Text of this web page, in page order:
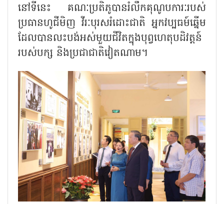
នៅទីនេះ គណៈប្រតិភូបានរំលឹកគុណូបការៈរបស់
ប្រធានហូជីមិញ វីរៈបុរសរំដោះជាតិ អ្នកវប្បធម៍ឆ្នើម
ដែលបានលះបង់អស់មួយជីវិតក្នុងបុព្វហេតុបដិវត្តន៍
របស់បក្ស និងប្រជាជាតិវៀតណាម។